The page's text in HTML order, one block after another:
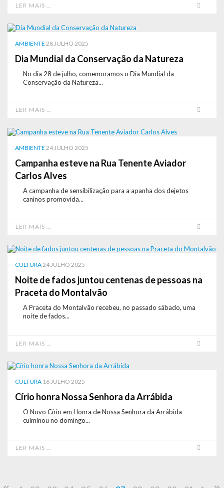
LER MAIS …
Dia Mundial da Conservação da Natureza
AMBIENTE 28 JULHO 2025
No dia 28 de julho, comemoramos o Dia Mundial da
Conservação da Natureza...
LER MAIS …
Campanha esteve na Rua Tenente Aviador
Carlos Alves
AMBIENTE 24 JULHO 2025
A campanha de sensibilização para a apanha dos dejetos
caninos promovida...
LER MAIS …
Noite de fados juntou centenas de pessoas na
Praceta do Montalvão
CULTURA24 JULHO 2025
A Praceta do Montalvão recebeu, no passado sábado, uma
noite de fados...
LER MAIS …
Círio honra Nossa Senhora da Arrábida
CULTURA 16 JULHO 2025
O Novo Círio em Honra de Nossa Senhora da Arrábida
culminou no domingo...
LER MAIS …